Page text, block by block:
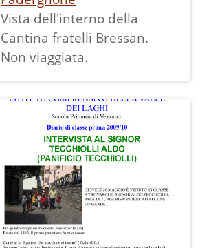
Presentava una facciata
rustica e autentica che
trasmetteva calore a
familiarità.
Cartolina non viaggiata.
Vista dell'interno della
Cantina fratelli Bressan.
Non viaggiata.